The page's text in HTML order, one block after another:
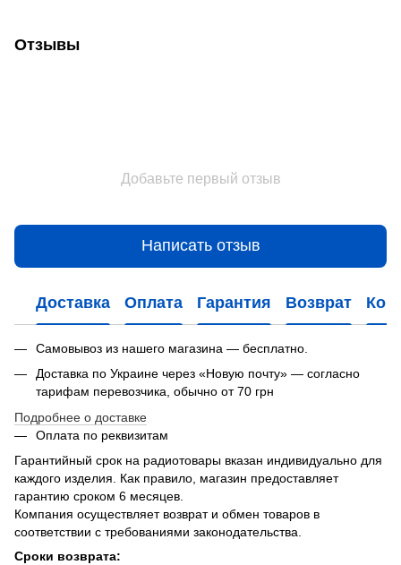
Отзывы
Добавьте первый отзыв
Написать отзыв
Доставка Оплата Гарантия Возврат
Самовывоз из нашего магазина — бесплатно.
Доставка по Украине через «Новую почту» — согласно
тарифам перевозчика, обычно от 70 грн
Подробнее о доставке
Оплата по реквизитам
Гарантийный срок на радиотовары вказан индивидуально для
каждого изделия. Как правило, магазин предоставляет
гарантию сроком 6 месяцев.
Компания осуществляет возврат и обмен товаров в
соответствии с требованиями законодательства.
Сроки возврата: